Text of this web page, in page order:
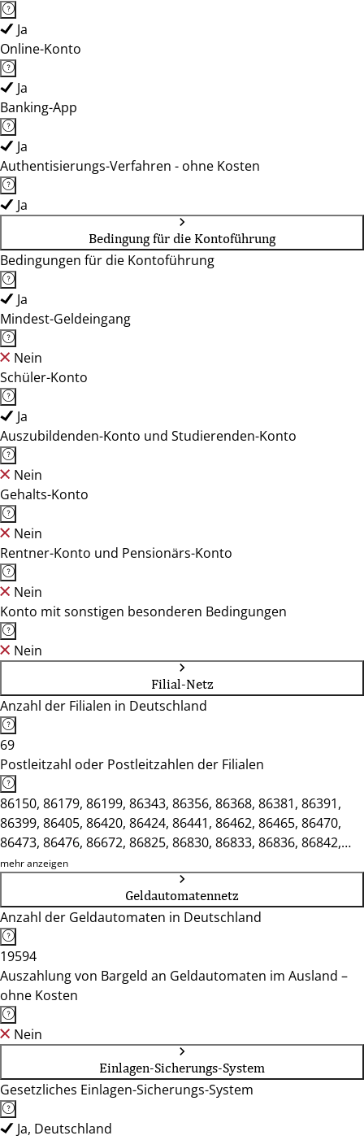
Ja
Online-Konto
Ja
Banking-App
Ja
Authentisierungs-Verfahren - ohne Kosten
Ja
Bedingung für die Kontoführung
Bedingungen für die Kontoführung
Ja
Mindest-Geldeingang
Nein
Schüler-Konto
Ja
Auszubildenden-Konto und Studierenden-Konto
Nein
Gehalts-Konto
Nein
Rentner-Konto und Pensionärs-Konto
Nein
Konto mit sonstigen besonderen Bedingungen
Nein
Filial-Netz
Anzahl der Filialen in Deutschland
69
Postleitzahl oder Postleitzahlen der Filialen
86150, 86179, 86199, 86343, 86356, 86368, 86381, 86391,
86399, 86405, 86420, 86424, 86441, 86462, 86465, 86470,
86473, 86476, 86672, 86825, 86830, 86833, 86836, 86842,
86850, 86865, 86874, 87700, 87719, 87724, 87727, 87730,
87733, 87734, 87737, 87740, 87742, 87746, 87751, 87757,
87764, 87766, 87772, 87778, 87779, 88131, 88138, 88142,
88161, 88167, 88171, 88175, 88178, 89312, 89331, 89335,
89340, 89343, 89349, 89359, 89362
mehr anzeigen
Geldautomatennetz
Anzahl der Geldautomaten in Deutschland
19594
Auszahlung von Bargeld an Geldautomaten im Ausland –
ohne Kosten
Nein
Einlagen-Sicherungs-System
Gesetzliches Einlagen-Sicherungs-System
Ja, Deutschland